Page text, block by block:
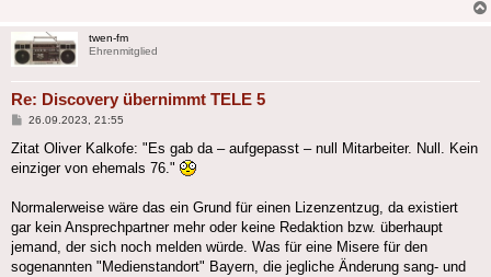
twen-fm
Ehrenmitglied
Re: Discovery übernimmt TELE 5
Beitrag
26.09.2023, 21:55
Zitat Oliver Kalkofe: "Es gab da – aufgepasst – null Mitarbeiter. Null. Kein
einziger von ehemals 76."
Normalerweise wäre das ein Grund für einen Lizenzentzug, da existiert
gar kein Ansprechpartner mehr oder keine Redaktion bzw. überhaupt
jemand, der sich noch melden würde. Was für eine Misere für den
sogenannten "Medienstandort" Bayern, die jegliche Änderung sang- und